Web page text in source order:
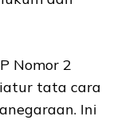
Nomor 2
tata cara
Ini